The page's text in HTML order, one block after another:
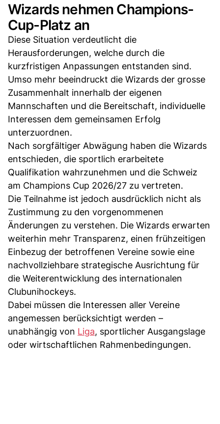
Wizards nehmen Champions-
Cup-Platz an
Diese Situation verdeutlicht die
Herausforderungen, welche durch die
kurzfristigen Anpassungen entstanden sind.
Umso mehr beeindruckt die Wizards der grosse
Zusammenhalt innerhalb der eigenen
Mannschaften und die Bereitschaft, individuelle
Interessen dem gemeinsamen Erfolg
unterzuordnen.
Nach sorgfältiger Abwägung haben die Wizards
entschieden, die sportlich erarbeitete
Qualifikation wahrzunehmen und die Schweiz
am Champions Cup 2026/27 zu vertreten.
Die Teilnahme ist jedoch ausdrücklich nicht als
Zustimmung zu den vorgenommenen
Änderungen zu verstehen. Die Wizards erwarten
weiterhin mehr Transparenz, einen frühzeitigen
Einbezug der betroffenen Vereine sowie eine
nachvollziehbare strategische Ausrichtung für
die Weiterentwicklung des internationalen
Clubunihockeys.
Dabei müssen die Interessen aller Vereine
angemessen berücksichtigt werden –
unabhängig von Liga, sportlicher Ausgangslage
oder wirtschaftlichen Rahmenbedingungen.